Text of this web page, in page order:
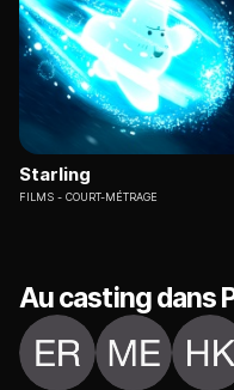
Starling
FILMS COURT-MÉTRAGE
Au casting dans